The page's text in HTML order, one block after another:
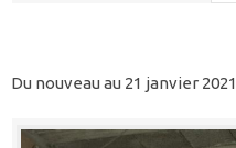
Du nouveau au 21 janvier 2021